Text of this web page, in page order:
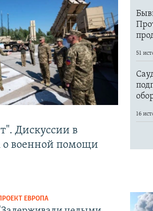
Дискуссии в
военной помощи
ЕВРОПА